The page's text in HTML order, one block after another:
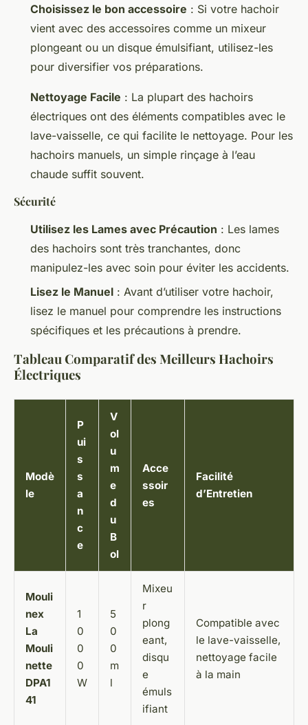
Choisissez le bon accessoire : Si votre hachoir
vient avec des accessoires comme un mixeur
plongeant ou un disque émulsifiant, utilisez-les
pour diversifier vos préparations.
Nettoyage Facile : La plupart des hachoirs
électriques ont des éléments compatibles avec le
lave-vaisselle, ce qui facilite le nettoyage. Pour les
hachoirs manuels, un simple rinçage à l’eau
chaude suffit souvent.
Sécurité
Utilisez les Lames avec Précaution : Les lames
des hachoirs sont très tranchantes, donc
manipulez-les avec soin pour éviter les accidents.
Lisez le Manuel : Avant d’utiliser votre hachoir,
lisez le manuel pour comprendre les instructions
spécifiques et les précautions à prendre.
Tableau Comparatif des Meilleurs Hachoirs
Électriques
Modè
le
P
ui
s
s
a
n
c
e
V
ol
u
m
e
d
u
B
ol
Acce
ssoir
es
Facilité
d’Entretien
Mouli
nex
La
Mouli
nette
DPA1
41
1
0
0
0
W
5
0
0
m
l
Mixeu
r
plong
eant,
disqu
e
émuls
ifiant
Compatible avec
le lave-vaisselle,
nettoyage facile
à la main